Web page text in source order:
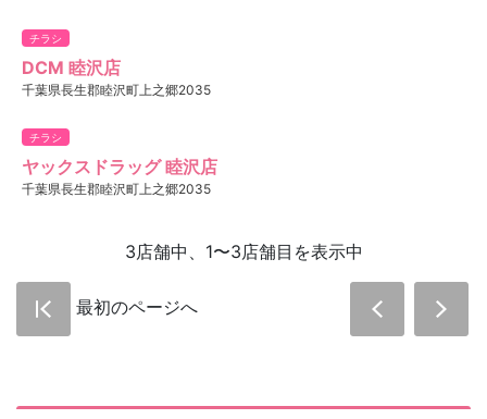
チラシ
DCM 睦沢店
千葉県長生郡睦沢町上之郷2035
チラシ
ヤックスドラッグ 睦沢店
千葉県長生郡睦沢町上之郷2035
3店舗中、1〜3店舗目を表示中
最初のページへ